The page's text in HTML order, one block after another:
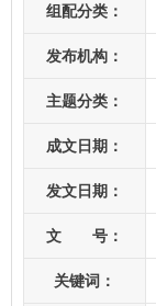
组配分类：
发布机构：
主题分类：
成文日期：
发文日期：
文 号：
关键词：